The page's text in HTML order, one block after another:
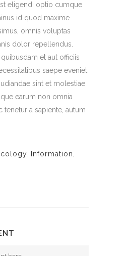
eligendi optio cumque
id quod maxime
omnis voluptas
dolor repellendus.
et aut officiis
saepe eveniet
sint et molestiae
earum non omnia
tenetur a sapiente, autum
Information